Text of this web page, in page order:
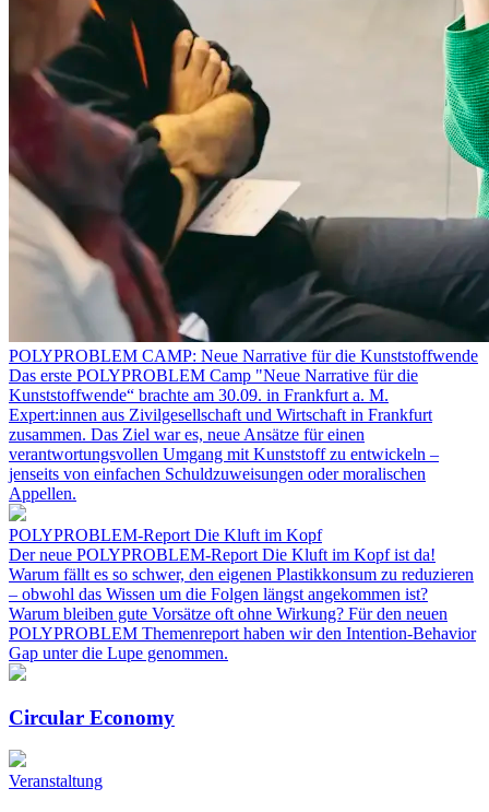
POLYPROBLEM CAMP: Neue Narrative für die Kunststoffwende
Das erste POLYPROBLEM Camp "Neue Narrative für die
Kunststoffwende“ brachte am 30.09. in Frankfurt a. M.
Expert:innen aus Zivilgesellschaft und Wirtschaft in Frankfurt
zusammen. Das Ziel war es, neue Ansätze für einen
verantwortungsvollen Umgang mit Kunststoff zu entwickeln –
jenseits von einfachen Schuldzuweisungen oder moralischen
Appellen.
POLYPROBLEM-Report Die Kluft im Kopf
Der neue POLYPROBLEM-Report Die Kluft im Kopf ist da!
Warum fällt es so schwer, den eigenen Plastikkonsum zu reduzieren
– obwohl das Wissen um die Folgen längst angekommen ist?
Warum bleiben gute Vorsätze oft ohne Wirkung? Für den neuen
POLYPROBLEM Themenreport haben wir den Intention-Behavior
Gap unter die Lupe genommen.
Circular Economy
Veranstaltung